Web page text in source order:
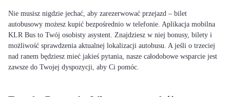
Nie musisz nigdzie jechać, aby zarezerwować przejazd – bilet
autobusowy możesz kupić bezpośrednio w telefonie. Aplikacja mobilna
KLR Bus to Twój osobisty asystent. Znajdziesz w niej bonusy, bilety i
możliwość sprawdzenia aktualnej lokalizacji autobusu. A jeśli o trzeciej
nad ranem będziesz mieć jakieś pytania, nasze całodobowe wsparcie jest
zawsze do Twojej dyspozycji, aby Ci pomóc.